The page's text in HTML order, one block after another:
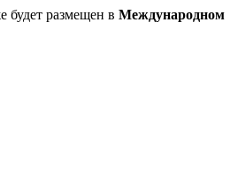
будет размещен в Международном